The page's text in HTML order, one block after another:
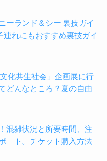
ーランド＆シー 裏技ガイ
連れにもおすすめ裏技ガイ
化共生社会」企画展に行
どんなところ？夏の自由
混雑状況と所要時間、注
ート。チケット購入方法